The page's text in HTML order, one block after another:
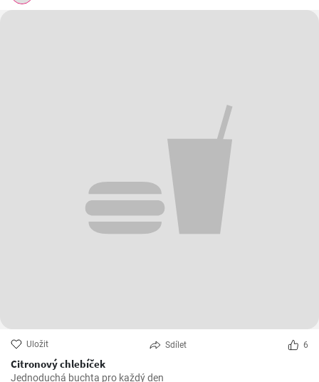
Uložit Sdílet 6
Citronový chlebíček
Jednoduchá buchta pro každý den